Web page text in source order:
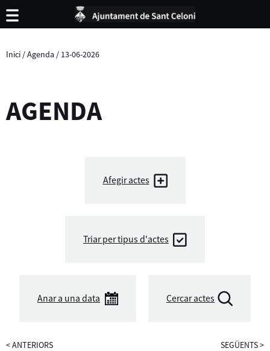
Inici /Agenda / 13-06-2026
AGENDA
Afegir actes
Triar per tipus d'actes
Anar a una data Cercar actes
<ANTERIORS SEGÜENTS>